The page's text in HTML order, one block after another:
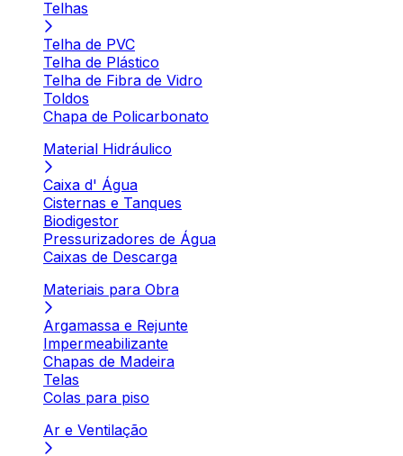
Telhas
Telha de PVC
Telha de Plástico
Telha de Fibra de Vidro
Toldos
Chapa de Policarbonato
Material Hidráulico
Caixa d' Água
Cisternas e Tanques
Biodigestor
Pressurizadores de Água
Caixas de Descarga
Materiais para Obra
Argamassa e Rejunte
Impermeabilizante
Chapas de Madeira
Telas
Colas para piso
Ar e Ventilação